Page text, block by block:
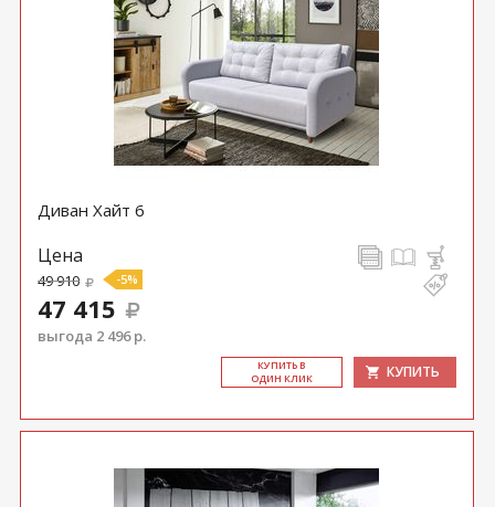
Диван Хайт 6
Цена
49 910 -5%
47 415
выгода 2 496 р.
КУ­ПИТЬ В
ОДИН КЛИК
КУПИТЬ